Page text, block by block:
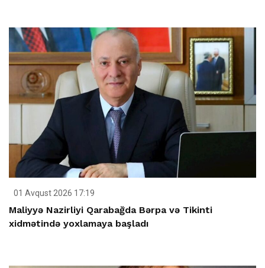
01 Avqust 2026 17:19
Maliyyə Nazirliyi Qarabağda Bərpa və Tikinti
xidmətində yoxlamaya başladı